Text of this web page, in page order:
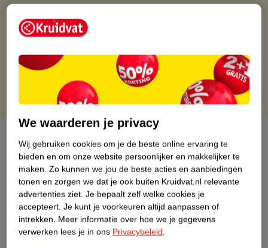
Gratis thuisbezorgd
Gratis punten met je Kruidvat kaart
Over dit product
Productinformatie
Etiketinformatie
Nature Impact Score
We waarderen je privacy
Wij gebruiken cookies om je de beste online ervaring te
bieden en om onze website persoonlijker en makkelijker te
maken. Zo kunnen we jou de beste acties en aanbiedingen
tonen en zorgen we dat je ook buiten Kruidvat.nl relevante
advertenties ziet. Je bepaalt zelf welke cookies je
accepteert. Je kunt je voorkeuren altijd aanpassen of
intrekken. Meer informatie over hoe we je gegevens
verwerken lees je in ons Privacybeleid.